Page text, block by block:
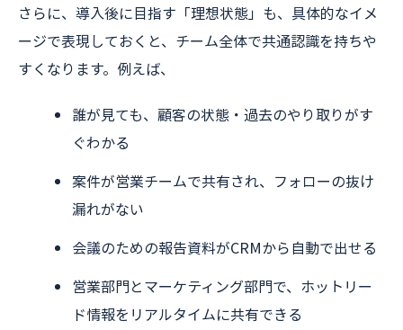
さらに、導入後に目指す「理想状態」も、具体的なイメ
ージで表現しておくと、チーム全体で共通認識を持ちや
すくなります。例えば、
誰が見ても、顧客の状態・過去のやり取りがす
ぐわかる
案件が営業チームで共有され、フォローの抜け
漏れがない
会議のための報告資料がCRMから自動で出せる
営業部門とマーケティング部門で、ホットリー
ド情報をリアルタイムに共有できる